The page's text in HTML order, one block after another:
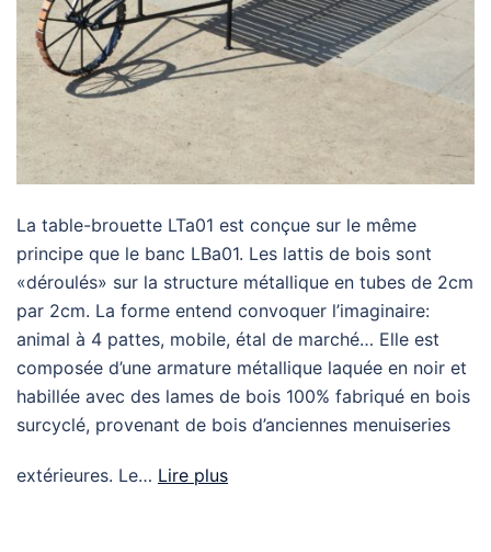
La table-brouette LTa01 est conçue sur le même
principe que le banc LBa01. Les lattis de bois sont
«déroulés» sur la structure métallique en tubes de 2cm
par 2cm. La forme entend convoquer l’imaginaire:
animal à 4 pattes, mobile, étal de marché… Elle est
composée d’une armature métallique laquée en noir et
habillée avec des lames de bois 100% fabriqué en bois
surcyclé, provenant de bois d’anciennes menuiseries
extérieures. Le… Lire plus